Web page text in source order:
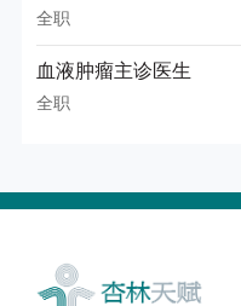
全职
血液肿瘤主诊医生
全职